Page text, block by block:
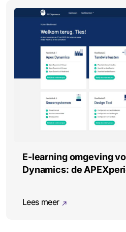
E-learning omgeving
Dynamics: de
Lees meer